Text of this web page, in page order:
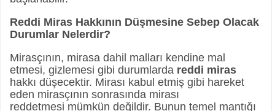
Reddi Miras Hakkının Düşmesine Sebep Olacak
Durumlar Nelerdir?
Mirasçının, mirasa dahil malları kendine mal
etmesi, gizlemesi gibi durumlarda reddi miras
hakkı düşecektir. Mirası kabul etmiş gibi hareket
eden mirasçının sonrasında mirası
reddetmesi mümkün değildir. Bunun temel mantığı